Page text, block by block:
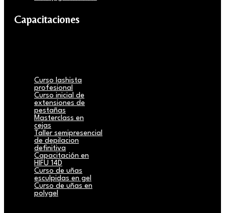
Capacitaciones
Curso lashista
profesional
Curso inicial de
extensiones de
pestañas
Masterclass en
cejas
Taller semipresencial
de depilacion
definitiva
Capacitación en
HIFU 14D
Curso de uñas
esculpidas en gel
Curso de uñas en
polygel